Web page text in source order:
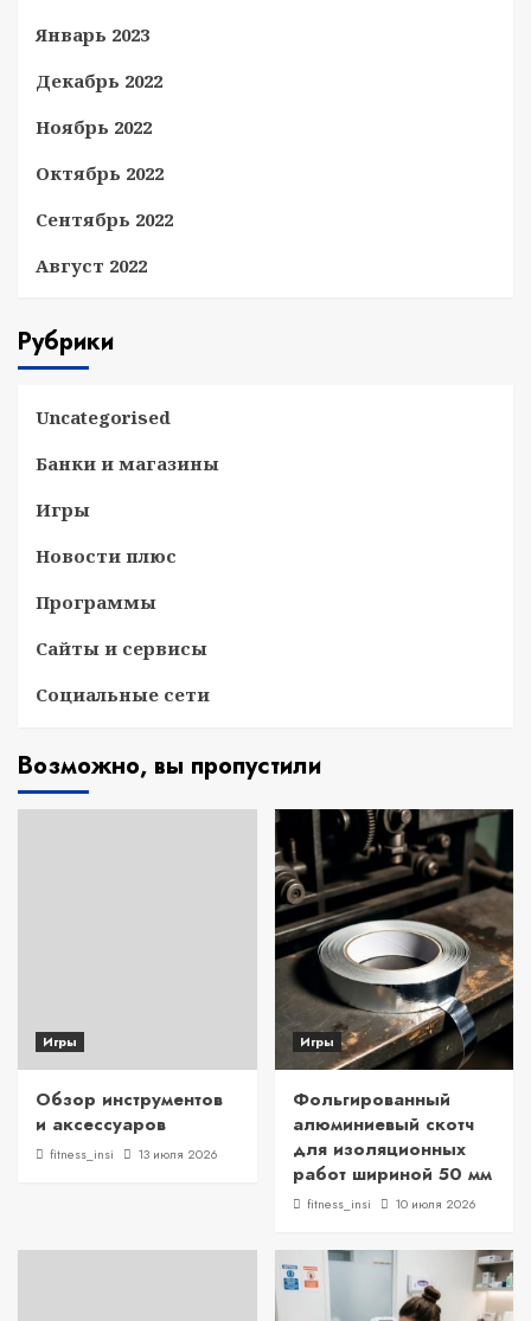
Январь 2023
Декабрь 2022
Ноябрь 2022
Октябрь 2022
Сентябрь 2022
Август 2022
Рубрики
Uncategorised
Банки и магазины
Игры
Новости плюс
Программы
Сайты и сервисы
Социальные сети
Возможно, вы пропустили
Игры
Обзор инструментов
и аксессуаров
fitness_insi 13 июля 2026
Игры
Фольгированный
алюминиевый скотч
для изоляционных
работ шириной 50 мм
fitness_insi 10 июля 2026